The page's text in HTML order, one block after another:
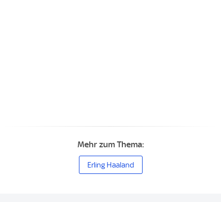
Mehr zum Thema:
Erling Haaland